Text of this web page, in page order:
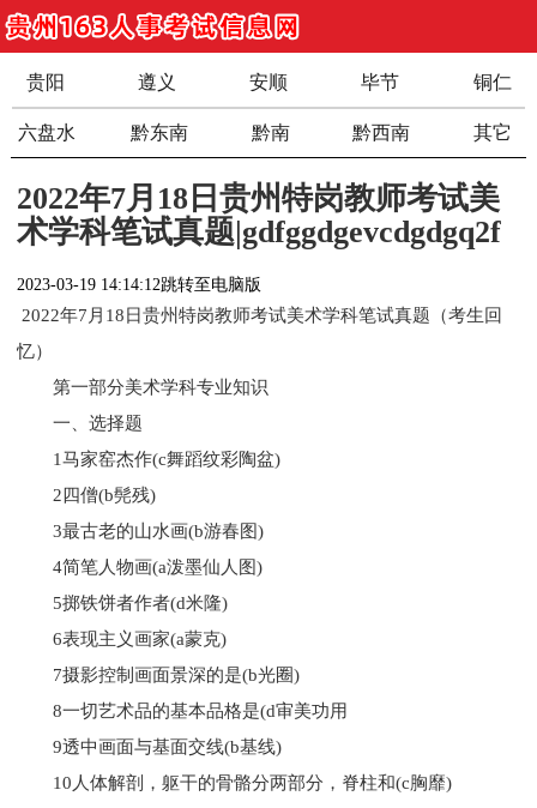
贵阳 遵义 安顺 毕节 铜仁
六盘水 黔东南 黔南 黔西南 其它
2022年7月18日贵州特岗教师考试美
术学科笔试真题|gdfggdgevcdgdgq2f
2023-03-19 14:14:12跳转至电脑版
2022年7月18日贵州特岗教师考试美术学科笔试真题（考生回
忆）
第一部分美术学科专业知识
一、选择题
1马家窑杰作(c舞蹈纹彩陶盆)
2四僧(b髡残)
3最古老的山水画(b游春图)
4简笔人物画(a泼墨仙人图)
5掷铁饼者作者(d米隆)
6表现主义画家(a蒙克)
7摄影控制画面景深的是(b光圈)
8一切艺术品的基本品格是(d审美功用
9透中画面与基面交线(b基线)
10人体解剖，躯干的骨骼分两部分，脊柱和(c胸靡)